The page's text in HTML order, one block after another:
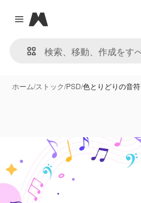
Close menu
Magnific
ホーム/ストック/PSD/色とりどりの音符